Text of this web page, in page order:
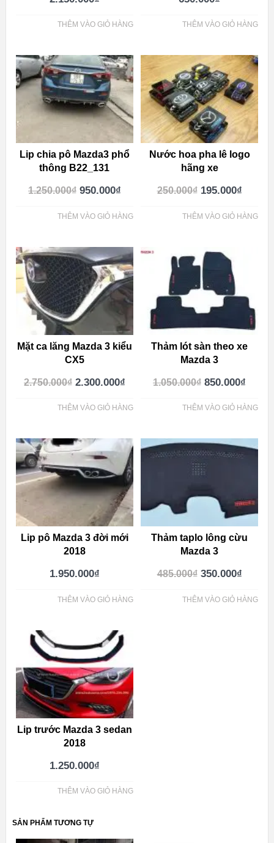
THÊM VÀO GIỎ HÀNG THÊM VÀO GIỎ HÀNG
Lip chia pô Mazda3 phổ
thông B22_131
1.250.000₫ 950.000₫
THÊM VÀO GIỎ HÀNG
Nước hoa pha lê logo
hãng xe
250.000₫ 195.000₫
THÊM VÀO GIỎ HÀNG
Mặt ca lăng Mazda 3 kiểu
CX5
2.750.000₫ 2.300.000₫
THÊM VÀO GIỎ HÀNG
Thảm lót sàn theo xe
Mazda 3
1.050.000₫ 850.000₫
THÊM VÀO GIỎ HÀNG
Lip pô Mazda 3 đời mới
2018
1.950.000₫
THÊM VÀO GIỎ HÀNG
Thảm taplo lông cừu
Mazda 3
485.000₫ 350.000₫
THÊM VÀO GIỎ HÀNG
Lip trước Mazda 3 sedan
2018
1.250.000₫
THÊM VÀO GIỎ HÀNG
SẢN PHẨM TƯƠNG TỰ